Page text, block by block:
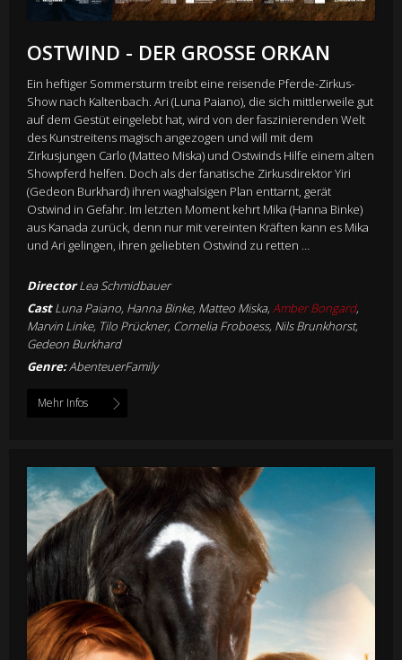
OSTWIND - DER GROSSE ORKAN
Ein heftiger Sommersturm treibt eine reisende Pferde-Zirkus-
Show nach Kaltenbach. Ari (Luna Paiano), die sich mittlerweile gut
auf dem Gestüt eingelebt hat, wird von der faszinierenden Welt
des Kunstreitens magisch angezogen und will mit dem
Zirkusjungen Carlo (Matteo Miska) und Ostwinds Hilfe einem alten
Showpferd helfen. Doch als der fanatische Zirkusdirektor Yiri
(Gedeon Burkhard) ihren waghalsigen Plan enttarnt, gerät
Ostwind in Gefahr. Im letzten Moment kehrt Mika (Hanna Binke)
aus Kanada zurück, denn nur mit vereinten Kräften kann es Mika
und Ari gelingen, ihren geliebten Ostwind zu retten …
Director Lea Schmidbauer
Cast Luna Paiano, Hanna Binke, Matteo Miska,Amber Bongard,
Marvin Linke, Tilo Prückner, Cornelia Froboess, Nils Brunkhorst,
Gedeon Burkhard
Genre:AbenteuerFamily
Mehr Infos